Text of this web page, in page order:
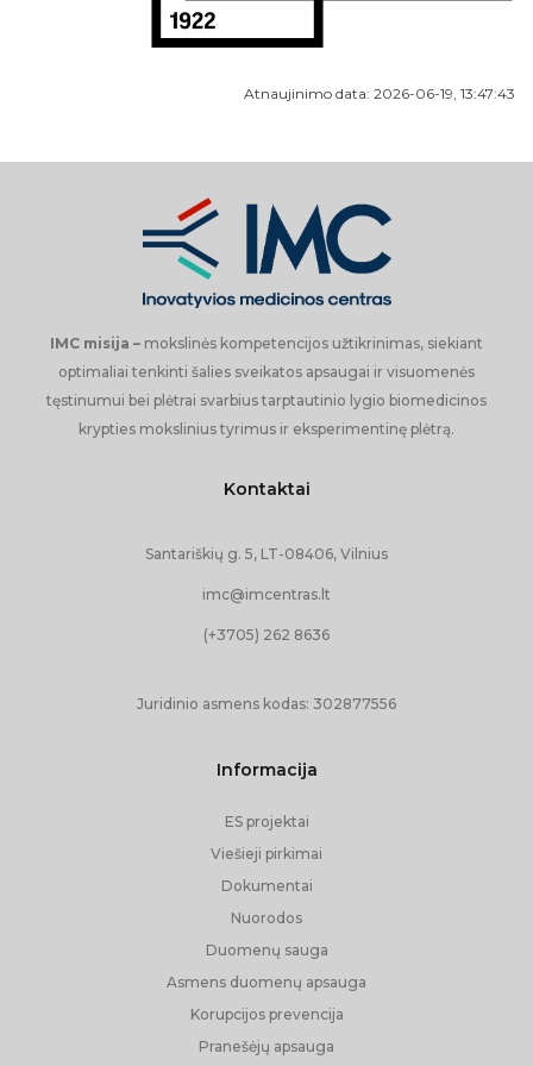
PANAUDOJIMAS KRŪTIES VĖŽIO MODELIUOSE
LĖTINIO SKAUSMO MALŠINIMUI.
LOKALAUS GYDYMO METODŲ IR ANKSTYVOS STEBĖSENOS
IŠVYSTYMAS SIEKIANT SUMAŽINTI POOPERACINĮ PROSTATOS
VĖŽIO ATKRYTĮ
DOKTORANTŪRA
MOKSLO TARYBA
AKADEMINĖS ETIKOS KOMISIJA
GYVŪNŲ GEROVĖS TARYBA
Atnaujinimo data: 2026-06-19, 13:47:43
IMC misija – mokslinės kompetencijos užtikrinimas, siekiant
optimaliai tenkinti šalies sveikatos apsaugai ir visuomenės
tęstinumui bei plėtrai svarbius tarptautinio lygio biomedicinos
krypties mokslinius tyrimus ir eksperimentinę plėtrą.
Kontaktai
Santariškių g. 5, LT-08406, Vilnius
imc@imcentras.lt
(+3705) 262 8636
Juridinio asmens kodas: 302877556
Informacija
ES projektai
Viešieji pirkimai
Dokumentai
Nuorodos
Duomenų sauga
Asmens duomenų apsauga
Korupcijos prevencija
Pranešėjų apsauga